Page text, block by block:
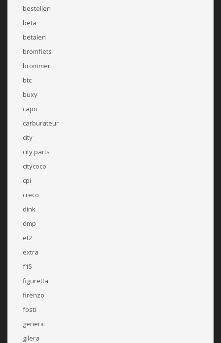
bestellen
beta
betalen
bromfiets
brommer
btc
buxy
capri
carburateur
city
city parts
citycoco
cpi
creco
dink
dmp
et2
extra
f15
figuretta
firenzo
fosti
generic
gilera